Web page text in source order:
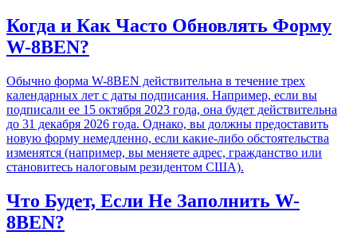
Когда и Как Часто Обновлять Форму
W-8BEN?
Обычно форма W-8BEN действительна в течение трех
календарных лет с даты подписания. Например, если вы
подписали ее 15 октября 2023 года, она будет действительна
до 31 декабря 2026 года. Однако, вы должны предоставить
новую форму немедленно, если какие-либо обстоятельства
изменятся (например, вы меняете адрес, гражданство или
становитесь налоговым резидентом США).
Что Будет, Если Не Заполнить W-
8BEN?